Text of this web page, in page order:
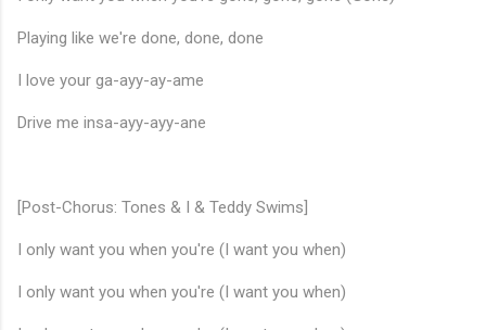
Playing like we're done, done, done
I love your ga-ayy-ay-ame
Drive me insa-ayy-ayy-ane
[Post-Chorus: Tones & I & Teddy Swims]
I only want you when you're (I want you when)
I only want you when you're (I want you when)